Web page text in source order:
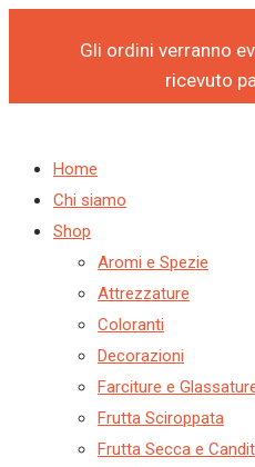
Gli ordini verranno
ricevuto
Vai
Home
Chi siamo
Shop
Aromi e Spezie
Attrezzature
Coloranti
Decorazioni
Farciture e
Frutta Sciroppata
Frutta Secca e
Products
Products